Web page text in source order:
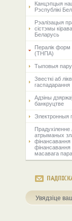
Канцэпцыя
Рэспублікі
Рэалiзацыя
сiстэмы
Беларусь
Пералік форм
(ТНПА)
Тыповыя
Звесткі аб
гаспадарання
Адзіны
банкруцтве
Электронныя
Прадухіленне
атрыманых
фінансавання
масавага